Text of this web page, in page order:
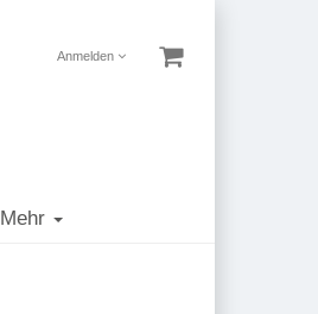
Anmelden
Mehr